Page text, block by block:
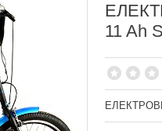
11 Ah